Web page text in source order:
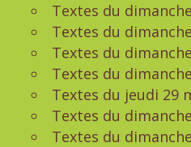
Textes du
Textes du
Textes du
Textes du
Textes du jeudi 29
Textes du
Textes du